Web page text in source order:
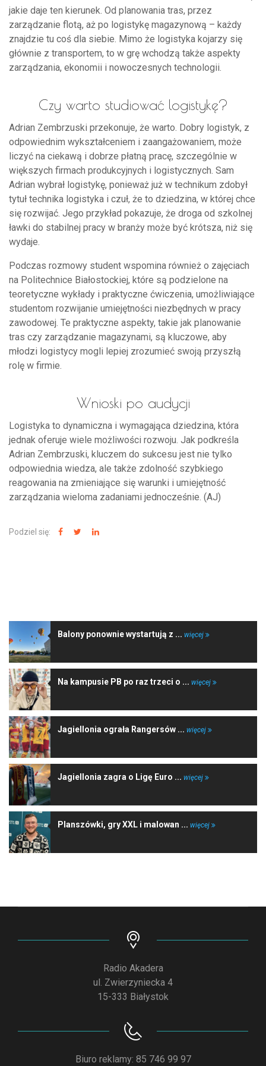
jakie daje ten kierunek. Od planowania tras, przez
zarządzanie flotą, aż po logistykę magazynową – każdy
znajdzie tu coś dla siebie. Mimo że logistyka kojarzy się
głównie z transportem, to w grę wchodzą także aspekty
zarządzania, ekonomii i nowoczesnych technologii.
Czy warto studiować logistykę?
Adrian Zembrzuski przekonuje, że warto. Dobry logistyk, z
odpowiednim wykształceniem i zaangażowaniem, może
liczyć na ciekawą i dobrze płatną pracę, szczególnie w
większych firmach produkcyjnych i logistycznych. Sam
Adrian wybrał logistykę, ponieważ już w technikum zdobył
tytuł technika logistyka i czuł, że to dziedzina, w której chce
się rozwijać. Jego przykład pokazuje, że droga od szkolnej
ławki do stabilnej pracy w branży może być krótsza, niż się
wydaje.
Podczas rozmowy student wspomina również o zajęciach
na Politechnice Białostockiej, które są podzielone na
teoretyczne wykłady i praktyczne ćwiczenia, umożliwiające
studentom rozwijanie umiejętności niezbędnych w pracy
zawodowej. Te praktyczne aspekty, takie jak planowanie
tras czy zarządzanie magazynami, są kluczowe, aby
młodzi logistycy mogli lepiej zrozumieć swoją przyszłą
rolę w firmie.
Wnioski po audycji
Logistyka to dynamiczna i wymagająca dziedzina, która
jednak oferuje wiele możliwości rozwoju. Jak podkreśla
Adrian Zembrzuski, kluczem do sukcesu jest nie tylko
odpowiednia wiedza, ale także zdolność szybkiego
reagowania na zmieniające się warunki i umiejętność
zarządzania wieloma zadaniami jednocześnie. (AJ)
Podziel się:
Balony ponownie wystartują z ... więcej
Na kampusie PB po raz trzeci o ... więcej
Jagiellonia ograła Rangersów ... więcej
Jagiellonia zagra o Ligę Euro ... więcej
Planszówki, gry XXL i malowan ... więcej
Radio Akadera
ul. Zwierzyniecka 4
15-333 Białystok
Biuro reklamy: 85 746 99 97